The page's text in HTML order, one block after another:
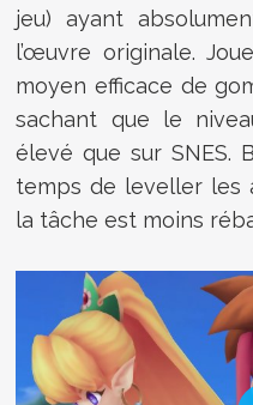
jeu) ayant
l’œuvre originale.
moyen efficace de
sachant que le
élevé que sur SNES.
temps de leveller les
la tâche est moins